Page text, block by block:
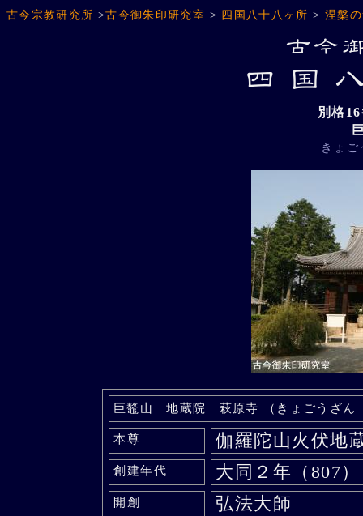
古今宗教研究所 >古今御朱印研究室 > 四国八十八ヶ所 > 涅槃
別格
きょ
巨鼇山 地蔵院 萩原寺 （きょごうざ
本尊 伽羅陀山火伏地
創建年代 大同２年（807）
開創 弘法大師